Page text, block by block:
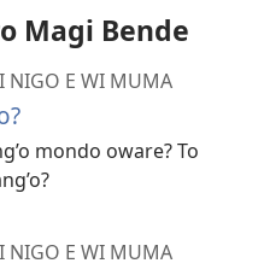
Magi Bende
NIGO E WI MUMA
mondo oware? To
NIGO E WI MUMA